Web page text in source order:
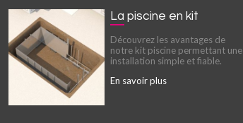
La piscine en kit
Découvrez les avantages de
notre kit piscine permettant une
installation simple et fiable.
En savoir plus